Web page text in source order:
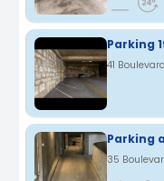
Parking
41
Parking
35